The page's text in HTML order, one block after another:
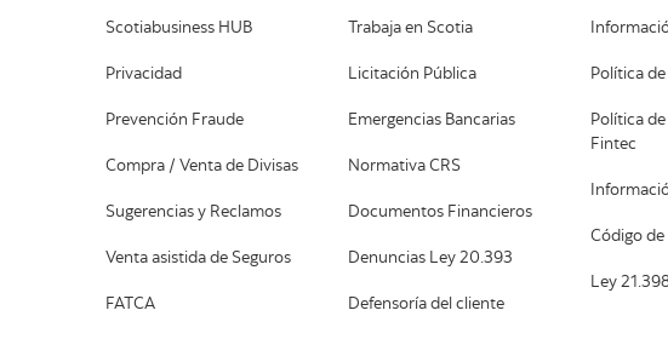
Scotiabusiness HUB
Privacidad
Prevención Fraude
Compra / Venta de Divisas
Sugerencias y Reclamos
Venta asistida de Seguros
FATCA
Trabaja en Scotia
Licitación Pública
Emergencias Bancarias
Normativa CRS
Documentos Financieros
Denuncias Ley 20.393
Defensoría del cliente
Política
Política
Fintec
Código
Ley